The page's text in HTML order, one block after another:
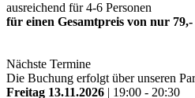
ausreichend für 4-6 Personen
für einen Gesamtpreis von nur
Nächste Termine
Die Buchung erfolgt über unseren
Freitag 13.11.2026 | 19:00 - 20:30